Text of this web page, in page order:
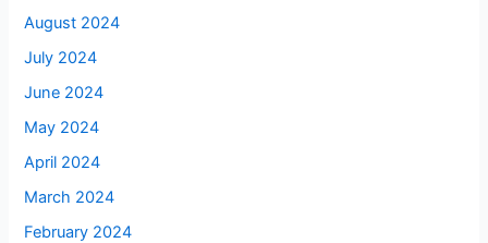
August 2024
July 2024
June 2024
May 2024
April 2024
March 2024
February 2024